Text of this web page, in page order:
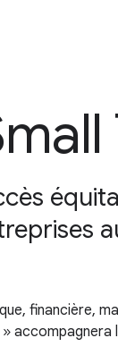
financière,